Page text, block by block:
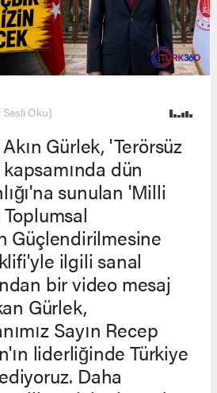
Sesli Oku)
Gürlek, 'Terörsüz
dün
sunulan 'Milli
Güçlendirilmesine
ilgili sanal
bir video mesaj
Gürlek,
Sayın Recep
liderliğinde Türkiye
Daha